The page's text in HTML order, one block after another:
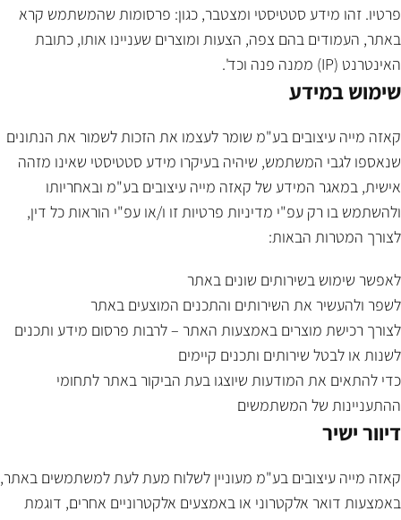
פרטיו. זהו מידע סטטיסטי ומצטבר, כגון: פרסומות שהמשתמש קרא
באתר, העמודים בהם צפה, הצעות ומוצרים שעניינו אותו, כתובת
האינטרנט (IP) ממנה פנה וכד'.
שימוש במידע
קאזה מייה עיצובים בע"מ שומר לעצמו את הזכות לשמור את הנתונים
שנאספו לגבי המשתמש, שיהיה בעיקרו מידע סטטיסטי שאינו מזהה
אישית, במאגר המידע של קאזה מייה עיצובים בע"מ ובאחריותו
ולהשתמש בו רק עפ"י מדיניות פרטיות זו ו/או עפ"י הוראות כל דין,
לצורך המטרות הבאות:
לאפשר שימוש בשירותים שונים באתר
לשפר ולהעשיר את השירותים והתכנים המוצעים באתר
לצורך רכישת מוצרים באמצעות האתר – לרבות פרסום מידע ותכנים
לשנות או לבטל שירותים ותכנים קיימים
כדי להתאים את המודעות שיוצגו בעת הביקור באתר לתחומי
ההתעניינות של המשתמשים
דיוור ישיר
קאזה מייה עיצובים בע"מ מעוניין לשלוח מעת לעת למשתמשים באתר,
באמצעות דואר אלקטרוני או באמצעים אלקטרוניים אחרים, דוגמת